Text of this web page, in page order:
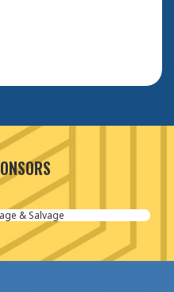
& Salvage